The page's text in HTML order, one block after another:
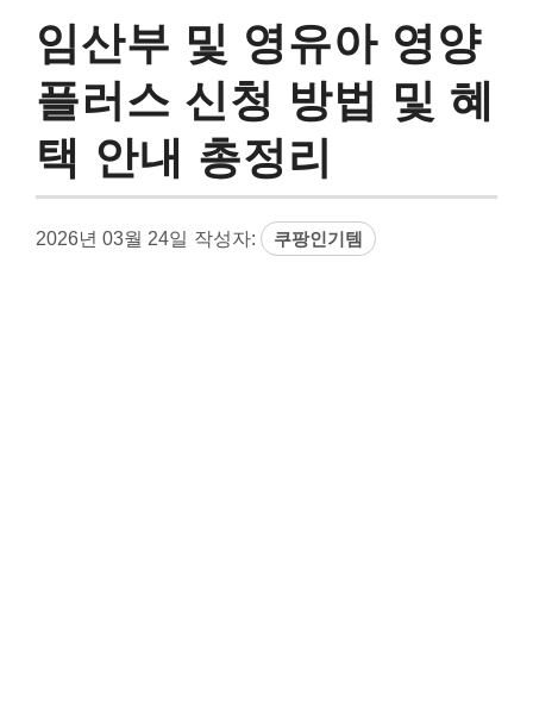
임산부 및 영유아 영양
플러스 신청 방법 및 혜
택 안내 총정리
2026년 03월 24일 작성자: 쿠팡인기템